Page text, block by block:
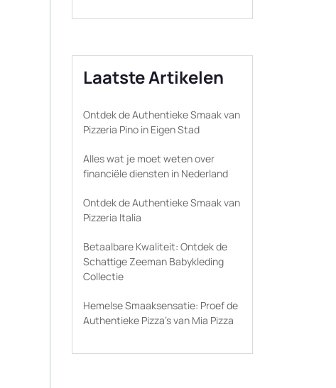
Laatste Artikelen
Ontdek de Authentieke Smaak van
Pizzeria Pino in Eigen Stad
Alles wat je moet weten over
financiële diensten in Nederland
Ontdek de Authentieke Smaak van
Pizzeria Italia
Betaalbare Kwaliteit: Ontdek de
Schattige Zeeman Babykleding
Collectie
Hemelse Smaaksensatie: Proef de
Authentieke Pizza’s van Mia Pizza